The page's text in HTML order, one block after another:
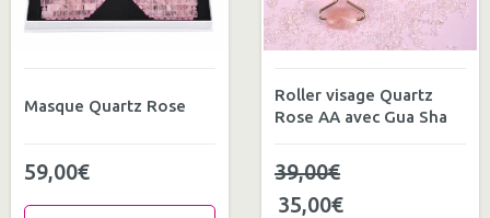
Masque Quartz Rose
59,00€
Roller visage Quartz
Rose AA avec Gua Sha
39,00€
35,00€